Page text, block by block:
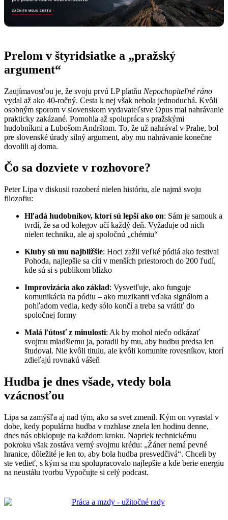
Prelom v štyridsiatke a „pražský
argument“
Zaujímavosťou je, že svoju prvú LP platňu Nepochopiteľné ráno
vydal až ako 40-ročný. Cesta k nej však nebola jednoduchá. Kvôli
osobným sporom v slovenskom vydavateľstve Opus mal nahrávanie
prakticky zakázané. Pomohla až spolupráca s pražskými
hudobníkmi a Lubošom Andrštom. To, že už nahrával v Prahe, bol
pre slovenské úrady silný argument, aby mu nahrávanie konečne
dovolili aj doma.
Čo sa dozviete v rozhovore?
Peter Lipa v diskusii rozoberá nielen históriu, ale najmä svoju
filozofiu:
Hľadá hudobníkov, ktorí sú lepší ako on: Sám je samouk a
tvrdí, že sa od kolegov učí každý deň. Vyžaduje od nich
nielen techniku, ale aj spoločnú „chémiu“
Kluby sú mu najbližšie: Hoci zažil veľké pódiá ako festival
Pohoda, najlepšie sa cíti v menších priestoroch do 200 ľudí,
kde sú si s publikom blízko
Improvizácia ako základ: Vysvetľuje, ako funguje
komunikácia na pódiu – ako muzikanti vďaka signálom a
pohľadom vedia, kedy sólo končí a treba sa vrátiť do
spoločnej formy
Malá ľútosť z minulosti: Ak by mohol niečo odkázať
svojmu mladšiemu ja, poradil by mu, aby hudbu predsa len
študoval. Nie kvôli titulu, ale kvôli komunite rovesníkov, ktorí
zdieľajú rovnakú vášeň
Hudba je dnes všade, vtedy bola
vzácnosťou
Lipa sa zamýšľa aj nad tým, ako sa svet zmenil. Kým on vyrastal v
dobe, kedy populárna hudba v rozhlase znela len hodinu denne,
dnes nás obklopuje na každom kroku. Napriek technickému
pokroku však zostáva verný svojmu krédu: „Žáner nemá pevné
hranice, dôležité je len to, aby bola hudba presvedčivá“. Chceli by
ste vedieť, s kým sa mu spolupracovalo najlepšie a kde berie energiu
na neustálu tvorbu Vypočujte si celý podcast.